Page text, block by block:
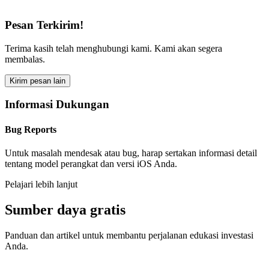
Pesan Terkirim!
Terima kasih telah menghubungi kami. Kami akan segera
membalas.
Kirim pesan lain
Informasi Dukungan
Bug Reports
Untuk masalah mendesak atau bug, harap sertakan informasi detail
tentang model perangkat dan versi iOS Anda.
Pelajari lebih lanjut
Sumber daya gratis
Panduan dan artikel untuk membantu perjalanan edukasi investasi
Anda.